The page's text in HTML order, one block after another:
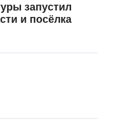
запустил
и посёлка